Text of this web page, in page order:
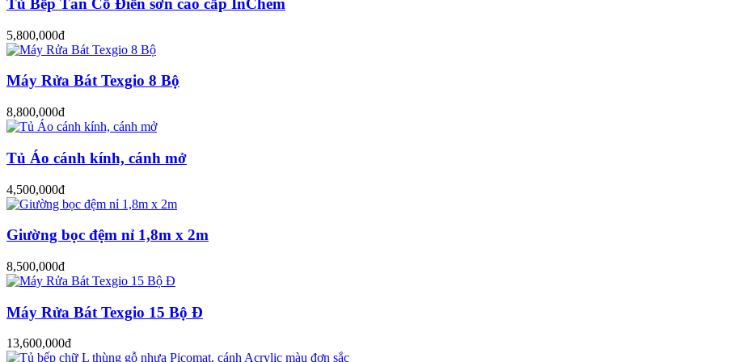
Tủ Bếp Tân Cổ Điển sơn cao cấp InChem
5,800,000đ
Máy Rửa Bát Texgio 8 Bộ
8,800,000đ
Tủ Áo cánh kính, cánh mở
4,500,000đ
Giường bọc đệm nỉ 1,8m x 2m
8,500,000đ
Máy Rửa Bát Texgio 15 Bộ Đ
13,600,000đ